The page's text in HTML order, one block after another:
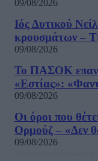
09/08/2026
Ιός Δυτικού
κρουσμάτων –
09/08/2026
Το ΠΑΣΟΚ
«Εστίας»:
09/08/2026
Οι όροι που
Ορμούζ – «Δεν
09/08/2026